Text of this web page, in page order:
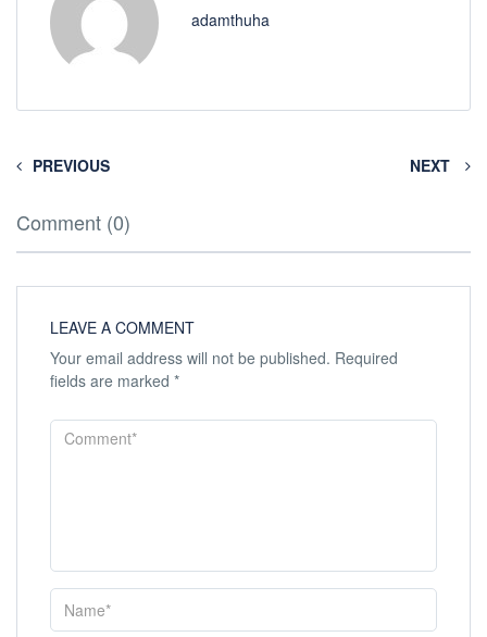
adamthuha
PREVIOUS NEXT
Comment (0)
LEAVE A COMMENT
Your email address will not be published. Required
fields are marked *